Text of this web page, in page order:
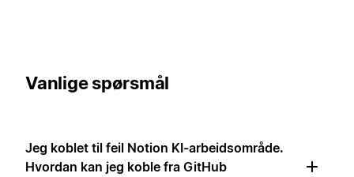
Vanlige spørsmål
Jeg koblet til feil Notion KI-arbeidsområde.
Hvordan kan jeg koble fra GitHub